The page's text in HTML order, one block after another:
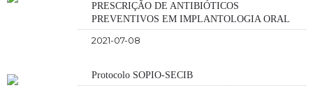
PRESCRIÇÃO DE ANTIBIÓTICOS
PREVENTIVOS EM IMPLANTOLOGIA ORAL
2021-07-08
Protocolo SOPIO-SECIB